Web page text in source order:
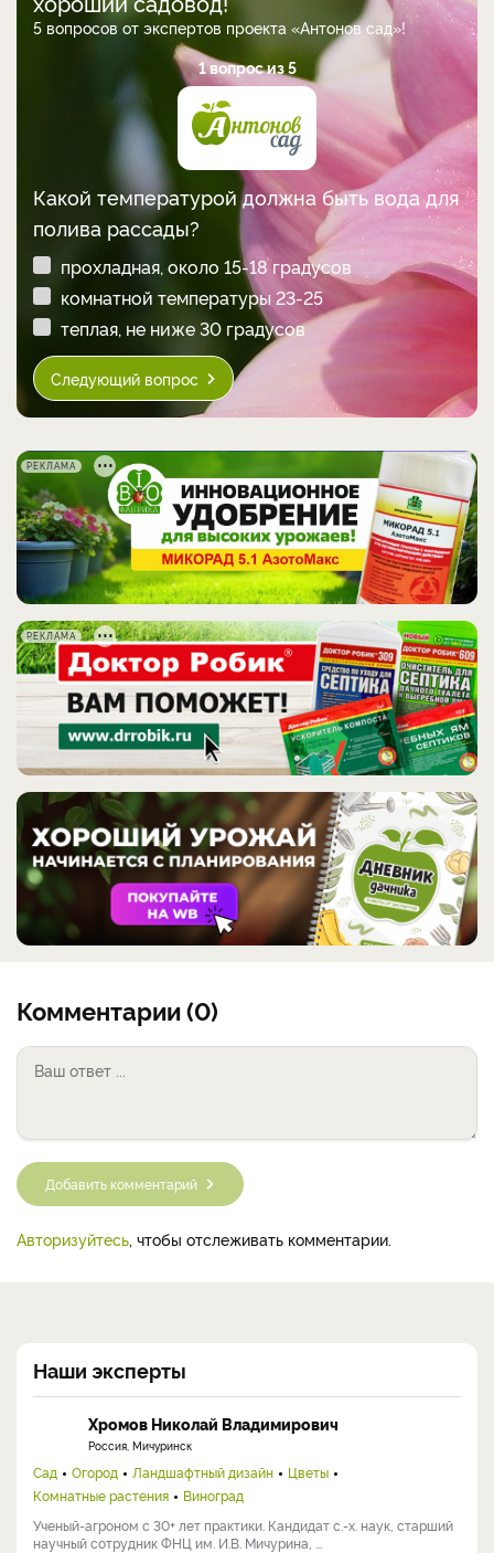
5 вопросов от экспертов проекта «Антонов сад»!
1 вопрос из 5
Какой температурой должна быть вода для
полива рассады?
прохладная, около 15-18 градусов
комнатной температуры 23-25
теплая, не ниже 30 градусов
Следующий вопрос
РЕКЛАМА
РЕКЛАМА
Комментарии (0)
Добавить комментарий
Авторизуйтесь, чтобы отслеживать комментарии.
Наши эксперты
Хромов Николай Владимирович
Россия, Мичуринск
Сад Огород Ландшафтный дизайн
Цветы
Комнатные растения
Виноград
Ученый-агроном с 30+ лет практики. Кандидат с.-х. наук, старший
научный сотрудник ФНЦ им. И.В. Мичурина, ...